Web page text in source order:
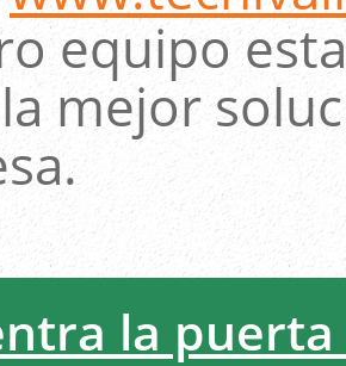
equipo
mejor
la